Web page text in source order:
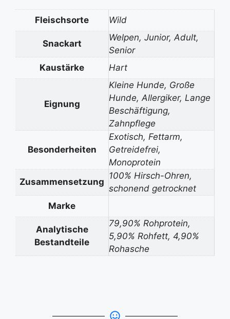
Fleischsorte Wild
Snackart
Welpen, Junior, Adult,
Senior
Kaustärke
Hart
Eignung
Kleine Hunde, Große
Hunde, Allergiker, Lange
Beschäftigung,
Zahnpflege
Besonderheiten
Exotisch, Fettarm,
Getreidefrei,
Monoprotein
Zusammensetzung
100% Hirsch-Ohren,
schonend getrocknet
Marke
Analytische
Bestandteile
79,90% Rohprotein,
5,90% Rohfett, 4,90%
Rohasche